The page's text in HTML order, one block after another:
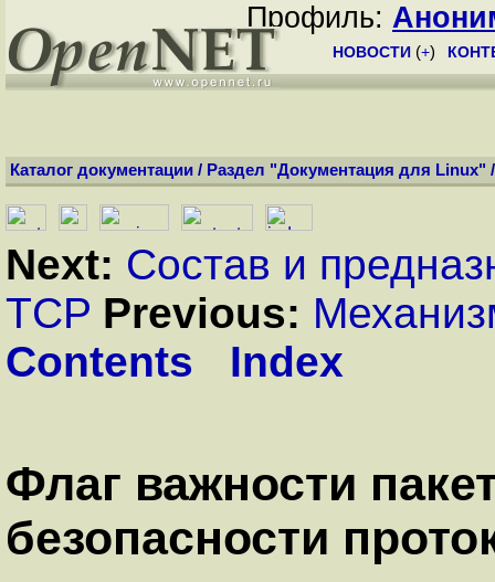
Профиль:
НОВОСТИ (+)
Каталог документации / Раздел "Документация для Linux"
Next: Состав и
TCP Previous:
Contents
Index
Флаг важности
безопасности